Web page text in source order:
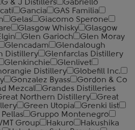
G & J Distillers
Gabriello
Gancia
GAS Familia
Gelas
Giacomo Sperone
Glasgow Whisky
Glasgow
Glen Garioch
Glen Moray
Glencadam
Glendalough
Distillery
Glenfarclas Distillery
Glenkinchie
Glenlivet
Distillery
Globefill Inc.
Gonzalez Byass
Gordon & Co
Mezcal
Grandes Distilleries
Northern Distillery
Great
Green Utopia
Grenki list
Gruppo Montenegro
Group Hakuro
Hakushika